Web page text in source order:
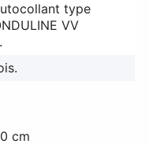
type
VV
cm